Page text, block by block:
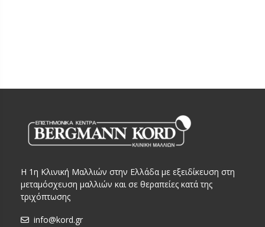
Η 1η Κλινική Μαλλιών στην Ελλάδα με εξειδίκευση στη
μεταμόσχευση μαλλιών και σε θεραπείες κατά της
τριχόπτωσης
info@kord.gr